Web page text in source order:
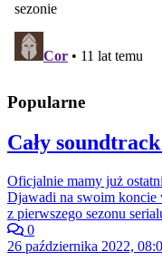
Popularne
Cały
Oficjalnie mamy już
Djawadi na swoim koncie
z pierwszego sezonu
0
26 października 2022,